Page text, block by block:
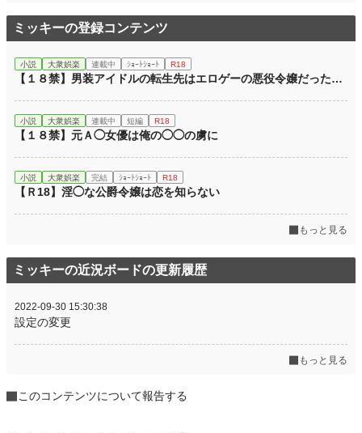
ミッキーの登録コンテンツ
小説 大衆娯楽 連載中 ｼｮｰﾄｼｮｰﾄ R18
【１８禁】男装アイドルの転生先はエロゲーの悪役令嬢だった…
小説 大衆娯楽 連載中 短編 R18
【１８禁】元Ａ◯女優は俺の◯◯の虜に
小説 大衆娯楽 完結 ｼｮｰﾄｼｮｰﾄ R18
【Ｒ18】淫◯な公爵令嬢は恋を知らない
もっと見る
ミッキーの近況ボードの更新履歴
2022-09-30 15:30:38
設定の変更
もっと見る
このコンテンツについて報告する